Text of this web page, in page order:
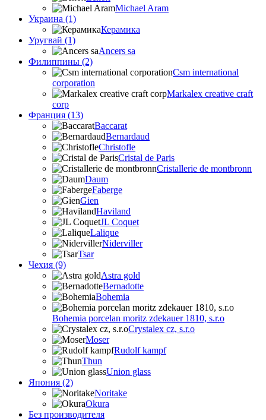
Michael Aram
Украина (1)
Керамика
Уругвай (1)
Ancers sa
Филиппины (2)
Csm international
corporation
Markalex creative craft
corp
Франция (13)
Baccarat
Bernardaud
Christofle
Cristal de Paris
Cristallerie de montbronn
Daum
Faberge
Gien
Haviland
JL Coquet
Lalique
Niderviller
Tsar
Чехия (9)
Astra gold
Bernadotte
Bohemia
Bohemia porcelan moritz zdekauer 1810, s.r.o
Crystalex cz, s.r.o
Moser
Rudolf kampf
Thun
Union glass
Япония (2)
Noritake
Okura
Без производителя